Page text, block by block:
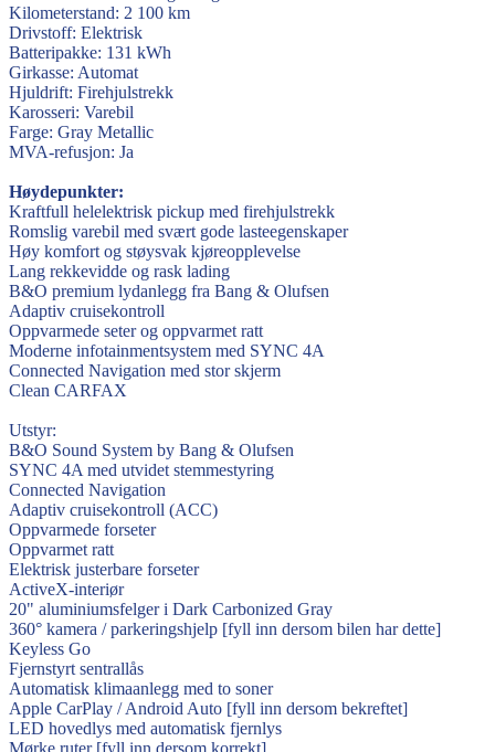
Kilometerstand: 2 100 km
Drivstoff: Elektrisk
Batteripakke: 131 kWh
Girkasse: Automat
Hjuldrift: Firehjulstrekk
Karosseri: Varebil
Farge: Gray Metallic
MVA-refusjon: Ja
Høydepunkter:
Kraftfull helelektrisk pickup med firehjulstrekk
Romslig varebil med svært gode lasteegenskaper
Høy komfort og støysvak kjøreopplevelse
Lang rekkevidde og rask lading
B&O premium lydanlegg fra Bang & Olufsen
Adaptiv cruisekontroll
Oppvarmede seter og oppvarmet ratt
Moderne infotainmentsystem med SYNC 4A
Connected Navigation med stor skjerm
Clean CARFAX
Utstyr:
B&O Sound System by Bang & Olufsen
SYNC 4A med utvidet stemmestyring
Connected Navigation
Adaptiv cruisekontroll (ACC)
Oppvarmede forseter
Oppvarmet ratt
Elektrisk justerbare forseter
ActiveX-interiør
20" aluminiumsfelger i Dark Carbonized Gray
360° kamera / parkeringshjelp [fyll inn dersom bilen har dette]
Keyless Go
Fjernstyrt sentrallås
Automatisk klimaanlegg med to soner
Apple CarPlay / Android Auto [fyll inn dersom bekreftet]
LED hovedlys med automatisk fjernlys
Mørke ruter [fyll inn dersom korrekt]